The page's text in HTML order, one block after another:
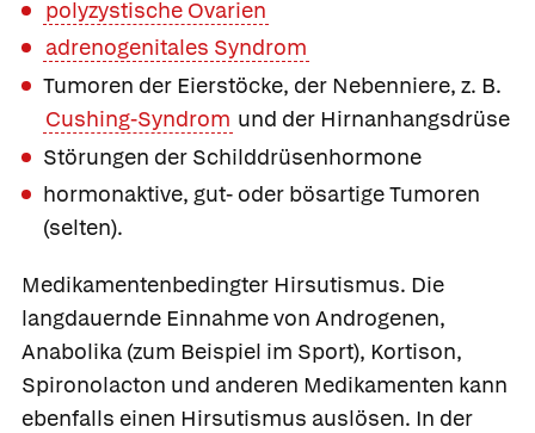
polyzystische Ovarien
adrenogenitales Syndrom
Tumoren der Eierstöcke, der Nebenniere, z. B.
Cushing-Syndrom und der Hirnanhangsdrüse
Störungen der Schilddrüsenhormone
hormonaktive, gut- oder bösartige Tumoren
(selten).
Medikamentenbedingter Hirsutismus. Die
langdauernde Einnahme von Androgenen,
Anabolika (zum Beispiel im Sport), Kortison,
Spironolacton und anderen Medikamenten kann
ebenfalls einen Hirsutismus auslösen. In der